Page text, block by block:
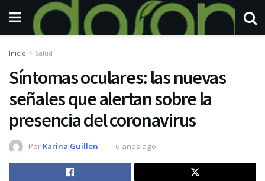
Inicio Salud
Síntomas oculares: las nuevas
señales que alertan sobre la
presencia del coronavirus
Por Karina Guillen 6 años ago